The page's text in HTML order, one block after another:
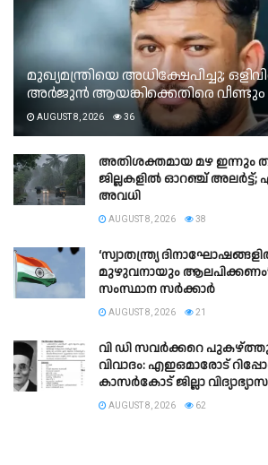
മുഖ്യമന്ത്രിയെ അധിക്ഷേപിച്ചു;
അർജുൻ ആയങ്കിക്കെതിരെ
AUGUST 8, 2026 36
അതിശക്തമായ മഴ ഇന്നും
ജില്ലകളിൽ ഓറഞ്ച് അലർട്ട്;
അവധി
AUGUST 8, 2026 38
‘സ്വാതന്ത്ര്യ
മുഴുവനായും ആലപിക്കണം’;
സംസ്ഥാന സർക്കാർ
AUGUST 8, 2026 21
വി ഡി സവർക്കറെ
വിവാദം: എഇഒമാരോട്
കാസർകോട് ജില്ലാ
AUGUST 8, 2026 62